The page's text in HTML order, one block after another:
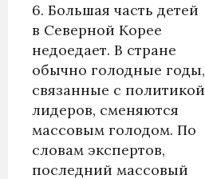
6. Большая часть детей
в Северной Корее
недоедает. В стране
обычно голодные годы,
связанные с политикой
лидеров, сменяются
массовым голодом. По
словам экспертов,
последний массовый